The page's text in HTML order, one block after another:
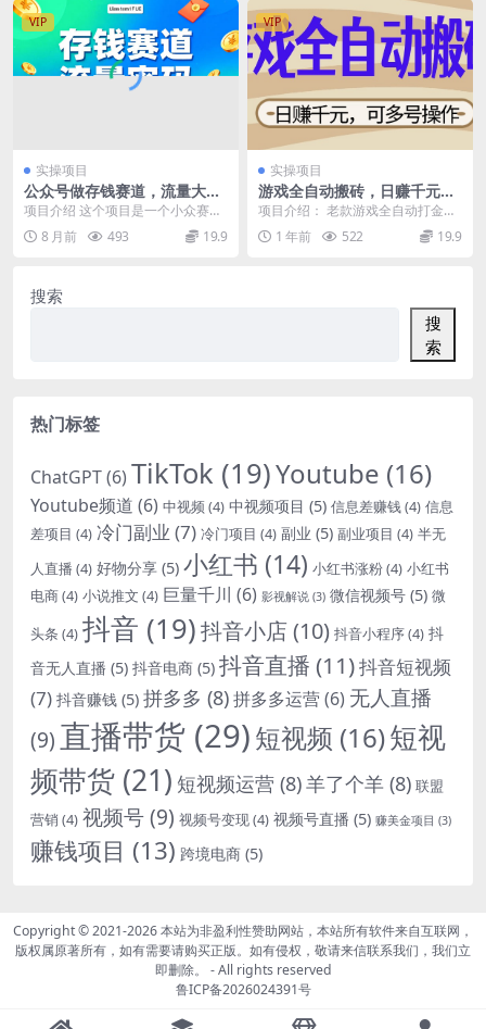
VIP
实操项目
公众号做存钱赛道，流量大爆
率高，阅读稳定10w+
项目介绍 这个项目是一个小众赛
道，就是教你在公众号，用犀利扎
心的语言为年轻人提供...
8 月前 493 19.9
VIP
实操项目
游戏全自动搬砖，日赚千元，
可多号操作，新手小白宝妈躺
赚
项目介绍： 老款游戏全自动打金搬
砖，单号一天收益100-200元左
右，多号操作每...
1 年前 522 19.9
搜索
搜
索
热门标签
ChatGPT(6) TikTok (19)Youtube (16)
Youtube频道 (6) 中视频(4) 中视频项目 (5) 信息差赚钱(4) 信息
差项目 (4) 冷门副业 (7) 冷门项目 (4) 副业 (5) 副业项目 (4) 半无
人直播 (4) 好物分享 (5) 小红书 (14) 小红书涨粉(4) 小红书
电商(4) 小说推文 (4) 巨量千川 (6) 影视解说 (3) 微信视频号 (5) 微
头条 (4) 抖音 (19)抖音小店(10) 抖音小程序(4) 抖
音无人直播 (5) 抖音电商 (5) 抖音直播 (11)抖音短视频
(7) 抖音赚钱 (5) 拼多多 (8)拼多多运营(6) 无人直播
(9)直播带货 (29)短视频 (16)短视
频带货 (21) 短视频运营 (8)羊了个羊 (8) 联盟
营销 (4) 视频号(9) 视频号变现(4) 视频号直播 (5) 赚美金项目 (3)
赚钱项目 (13) 跨境电商 (5)
Copyright © 2021-2026本站为非盈利性赞助网站，本站所有软件来自互联网，
版权属原著所有，如有需要请购买正版。如有侵权，敬请来信联系我们，我们立
即删除。
- All rights reserved
鲁ICP备2026024391号